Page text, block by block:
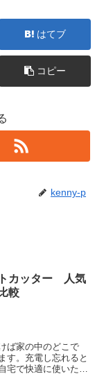
はてブ
コピー
kenny-p
カッター 人気
較
ば家の中のどこで
す。充電し忘れると
宅で快適に使いたい